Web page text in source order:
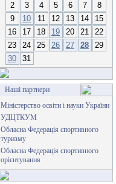
2
3 4 5 6 7
8
9
10 11 12 13 14
15
16
17 18 19 20 21
22
23
24 25 26 27 28
29
30
31
Наші партнери
Міністерство освіти і науки України
УДЦТКУМ
Обласна Федерація спортивного
туризму
Обласна Федерація спортивного
орієнтування